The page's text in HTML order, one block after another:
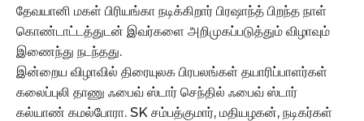
தேவயானி மகள் பிரியங்கா நடிக்கிறார் பிரஷாந்த் பிறந்த நாள்
கொண்டாட்டத்துடன் இவர்களை அறிமுகப்படுத்தும் விழாவும்
இணைந்து நடந்தது.
இன்றைய விழாவில் திரையுலக பிரபலங்கள் தயாரிப்பாளர்கள்
கலைப்புலி தாணு ஃபைவ் ஸ்டார் செந்தில் ஃபைவ் ஸ்டார்
கல்யாண் கமல்போரா. SK சம்பத்குமார், மதியழகன், நடிகர்கள்